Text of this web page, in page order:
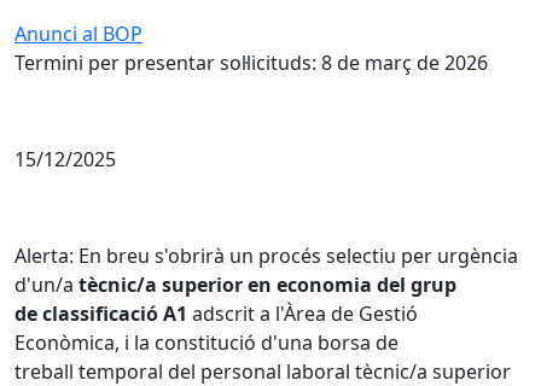
Anunci al BOP
Termini per presentar sol·licituds: 8 de març de 2026
15/12/2025
Alerta: En breu s'obrirà un procés selectiu per urgència
d'un/a tècnic/a superior en economia del grup
de classificació A1 adscrit a l'Àrea de Gestió
Econòmica, i la constitució d'una borsa de
treball temporal del personal laboral tècnic/a superior